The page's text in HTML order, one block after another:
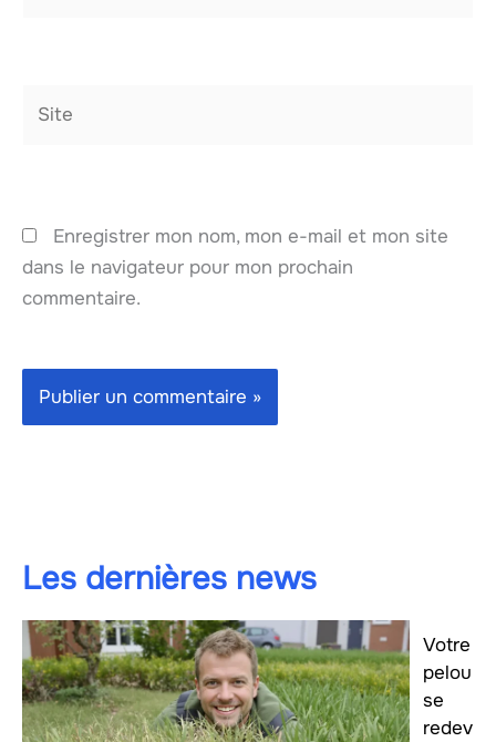
Enregistrer mon nom, mon e-mail et mon site
dans le navigateur pour mon prochain
commentaire.
Les dernières news
Votre
pelou
se
redev